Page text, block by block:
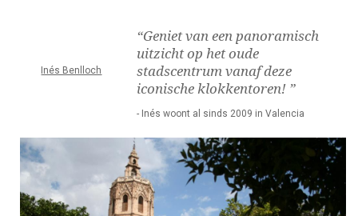
WijkenInés Benlloch
“Geniet van een panoramisch
uitzicht op het oude
stadscentrum vanaf deze
iconische klokkentoren! ”
- Inés woont al sinds 2009 in Valencia